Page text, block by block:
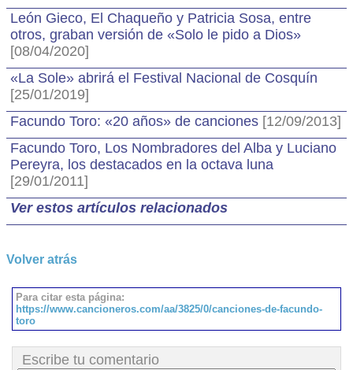
León Gieco, El Chaqueño y Patricia Sosa, entre
otros, graban versión de «Solo le pido a Dios»
[08/04/2020]
«La Sole» abrirá el Festival Nacional de Cosquín
[25/01/2019]
Facundo Toro: «20 años» de canciones [12/09/2013]
Facundo Toro, Los Nombradores del Alba y Luciano
Pereyra, los destacados en la octava luna
[29/01/2011]
Ver estos artículos relacionados
Volver atrás
Para citar esta página:
https://www.cancioneros.com/aa/3825/0/canciones-de-facundo-
toro
Escribe tu comentario